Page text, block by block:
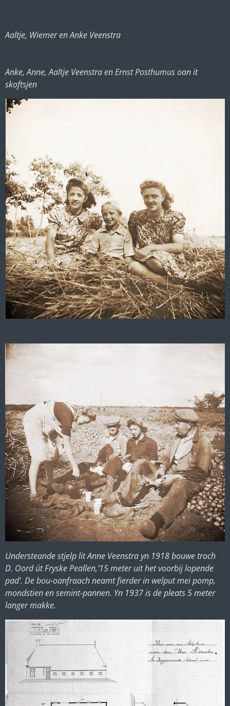
Aaltje, Wiemer en Anke Veenstra
Anke, Anne, Aaltje Veenstra en Ernst Posthumus oan it
skoftsjen
Understeande stjelp lit Anne Veenstra yn 1918 bouwe troch
D. Oord út Fryske Peallen,‘15 meter uit het voorbij lopende
pad’. De bou-oanfraach neamt fierder in welput mei pomp,
mondstien en semint-pannen. Yn 1937 is de pleats 5 meter
langer makke.